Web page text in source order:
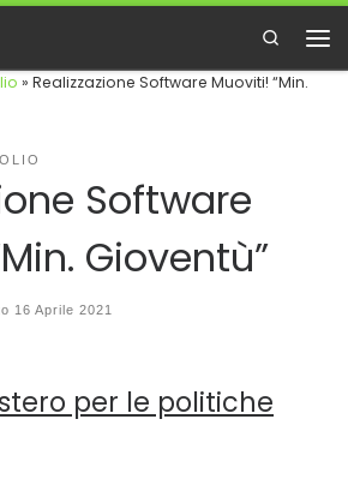
Search
» Realizzazione Software Muoviti! “Min.
Software
Gioventù”
16 Aprile 2021
per le politiche